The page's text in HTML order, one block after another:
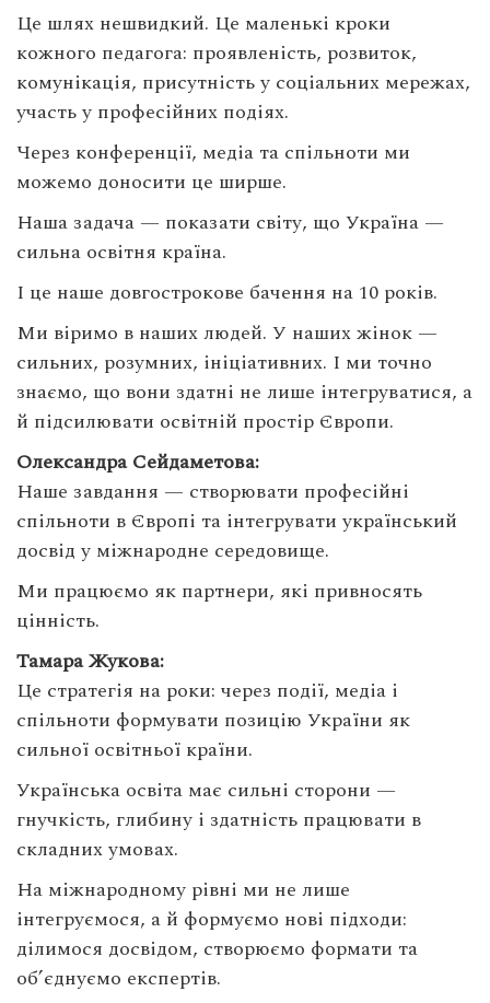
Це шлях нешвидкий. Це маленькі кроки
кожного педагога: проявленість, розвиток,
комунікація, присутність у соціальних мережах,
участь у професійних подіях.
Через конференції, медіа та спільноти ми
можемо доносити це ширше.
Наша задача — показати світу, що Україна —
сильна освітня країна.
І це наше довгострокове бачення на 10 років.
Ми віримо в наших людей. У наших жінок —
сильних, розумних, ініціативних. І ми точно
знаємо, що вони здатні не лише інтегруватися, а
й підсилювати освітній простір Європи.
Олександра Сейдаметова:
Наше завдання — створювати професійні
спільноти в Європі та інтегрувати український
досвід у міжнародне середовище.
Ми працюємо як партнери, які привносять
цінність.
Тамара Жукова:
Це стратегія на роки: через події, медіа і
спільноти формувати позицію України як
сильної освітньої країни.
Українська освіта має сильні сторони —
гнучкість, глибину і здатність працювати в
складних умовах.
На міжнародному рівні ми не лише
інтегруємося, а й формуємо нові підходи:
ділимося досвідом, створюємо формати та
об’єднуємо експертів.